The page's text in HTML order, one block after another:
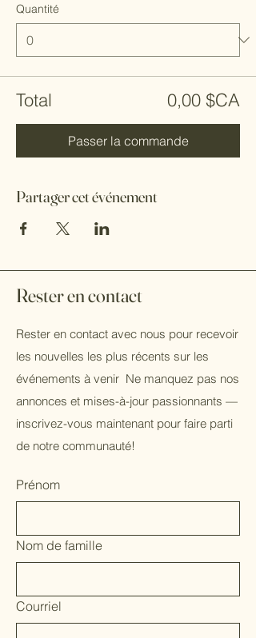
Quantité
Total 0,00 $CA
Passer la commande
Partager cet événement
Rester en contact
Rester en contact avec nous pour recevoir
les nouvelles les plus récents sur les
événements à venir Ne manquez pas nos
annonces et mises-à-jour passionnants —
inscrivez-vous maintenant pour faire parti
de notre communauté!
Prénom
Nom de famille
Courriel